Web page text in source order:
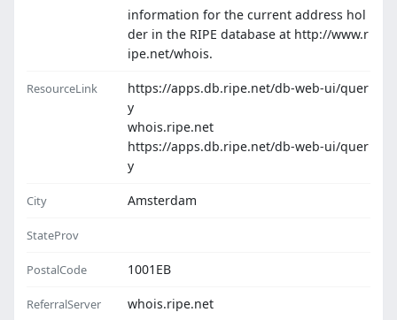
information for the current address hol
der in the RIPE database at http://www.r
ipe.net/whois.
ResourceLink
https://apps.db.ripe.net/db-web-ui/quer
y
whois.ripe.net
https://apps.db.ripe.net/db-web-ui/quer
y
City Amsterdam
StateProv
PostalCode 1001EB
ReferralServer whois.ripe.net